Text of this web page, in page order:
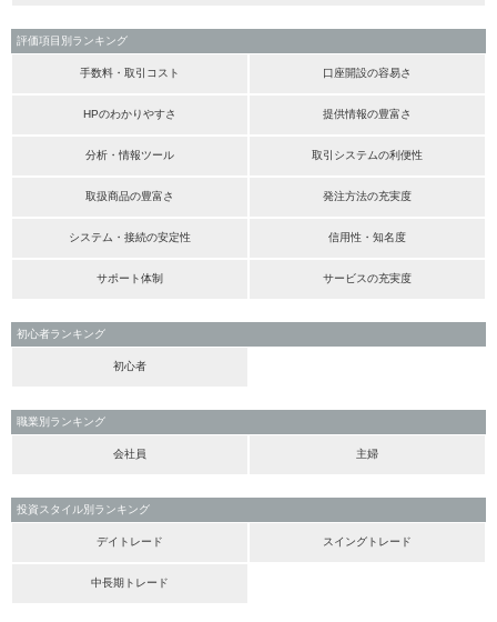
評価項目別ランキング
手数料・取引コスト 口座開設の容易さ
HPのわかりやすさ 提供情報の豊富さ
分析・情報ツール 取引システムの利便性
取扱商品の豊富さ 発注方法の充実度
システム・接続の安定性 信用性・知名度
サポート体制 サービスの充実度
初心者ランキング
初心者
職業別ランキング
会社員 主婦
投資スタイル別ランキング
デイトレード スイングトレード
中長期トレード